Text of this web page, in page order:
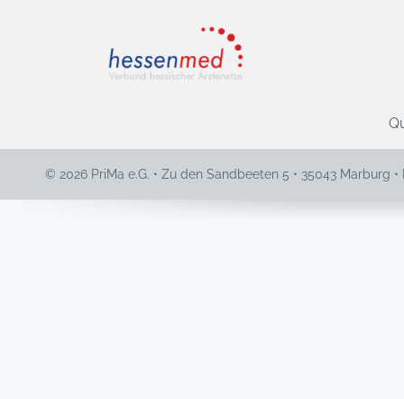
© 2026 PriMa e.G. • Zu den Sandbeeten 5 • 35043 Marburg •